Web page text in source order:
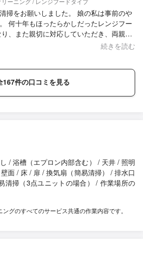
掃をお願いしました。 娘の私は事前のや
何十年もほったらかしだったレンジフー
、また親切に対応していただき、両親も
続きを読む
167件の口コミを見る
/ 浴槽（エプロン内部含む） / 天井 / 照明
面 / 床 / 扉 / 換気扇（簡易清掃） / 排水口
清掃（3点ユニットの場合） / 作業場所の
グのすべてのサービス共通の作業内容です。